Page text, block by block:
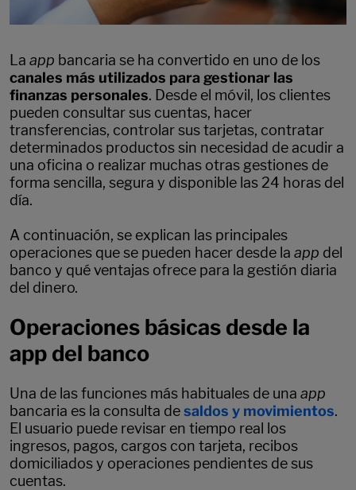
La app bancaria se ha convertido en uno de los
canales más utilizados para gestionar las
finanzas personales. Desde el móvil, los clientes
pueden consultar sus cuentas, hacer
transferencias, controlar sus tarjetas, contratar
determinados productos sin necesidad de acudir a
una oficina o realizar muchas otras gestiones de
forma sencilla, segura y disponible las 24 horas del
día.
A continuación, se explican las principales
operaciones que se pueden hacer desde la app del
banco y qué ventajas ofrece para la gestión diaria
del dinero.
Operaciones básicas desde la
app del banco
Una de las funciones más habituales de una app
bancaria es la consulta desaldos y movimientos.
El usuario puede revisar en tiempo real los
ingresos, pagos, cargos con tarjeta, recibos
domiciliados y operaciones pendientes de sus
cuentas.